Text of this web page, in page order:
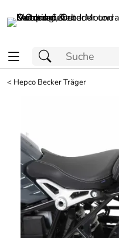
< Hepco Becker Träger